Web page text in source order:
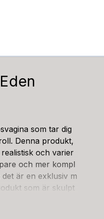
som tar dig
Denna produkt,
och varier
och mer kompl
är en exklusiv m
som är skulpt
en otroligt trygg o